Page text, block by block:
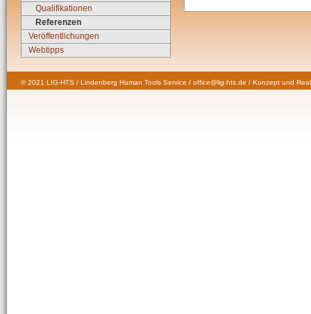
Qualifikationen
Referenzen
Veröffentlichungen
Webtipps
© 2021 LIG-HTS / Lindenberg Human Tools Service / office@lig-hts.de / Konzept und